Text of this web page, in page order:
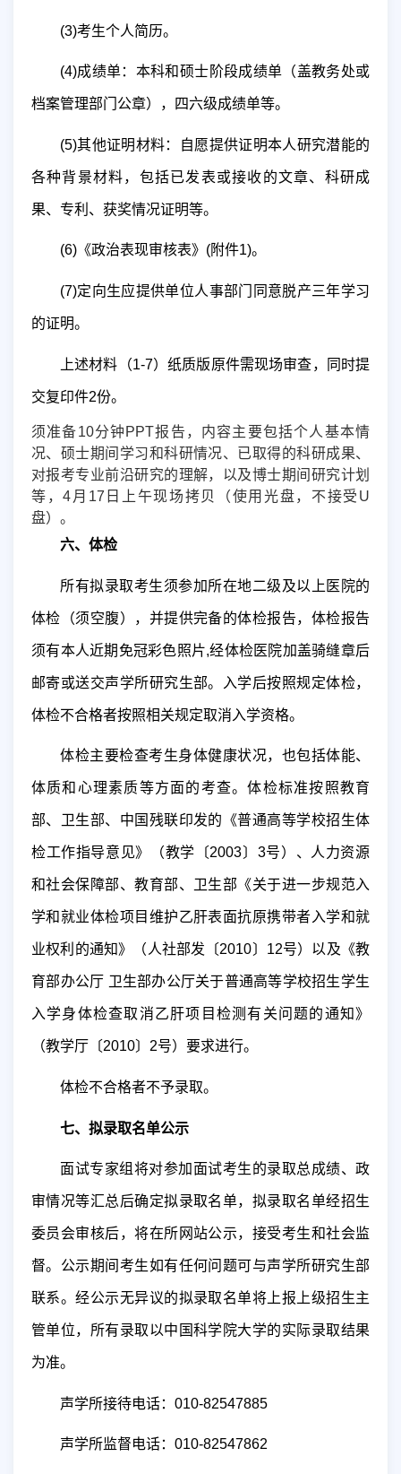
(3)考生个人简历。
(4)成绩单：本科和硕士阶段成绩单（盖教务处或
档案管理部门公章），四六级成绩单等。
(5)其他证明材料：自愿提供证明本人研究潜能的
各种背景材料，包括已发表或接收的文章、科研成
果、专利、获奖情况证明等。
(6) 《政治表现审核表》 (附件1)。
(7)定向生应提供单位人事部门同意脱产三年学习
的证明。
上述材料（1-7）纸质版原件需现场审查，同时提
交复印件2份。
须准备10分钟 PPT报告，内容主要包括个人基本情
况、硕士期间学习和科研情况、已取得的科研成果、
对报考专业前沿研究的理解，以及博士期间研究计划
等，4 月 17 日上午现场拷贝（使用光盘，不接受 U
盘）。
六、体检
所有拟录取考生须参加所在地二级及以上医院的
体检（须空腹），并提供完备的体检报告，体检报告
须有本人近期免冠彩色照片,经体检医院加盖骑缝章后
邮寄或送交声学所研究生部。入学后按照规定体检，
体检不合格者按照相关规定取消入学资格。
体检主要检查考生身体健康状况，也包括体能、
体质和心理素质等方面的考查。体检标准按照教育
部、卫生部、中国残联印发的《普通高等学校招生体
检工作指导意见》（教学〔2003〕 3号）、人力资源
和社会保障部、教育部、卫生部《关于进一步规范入
学和就业体检项目维护乙肝表面抗原携带者入学和就
业权利的通知》（人社部发〔2010〕 12号）以及《教
育部办公厅 卫生部办公厅关于普通高等学校招生学生
入学身体检查取消乙肝项目检测有关问题的通知》
（教学厅〔2010〕 2号）要求进行。
体检不合格者不予录取。
七、拟录取名单公示
面试专家组将对参加面试考生的录取总成绩、政
审情况等汇总后确定拟录取名单，拟录取名单经招生
委员会审核后，将在所网站公示，接受考生和社会监
督。公示期间考生如有任何问题可与声学所研究生部
联系。经公示无异议的拟录取名单将上报上级招生主
管单位，所有录取以中国科学院大学的实际录取结果
为准。
声学所接待电话： 010-82547885
声学所监督电话： 010-82547862